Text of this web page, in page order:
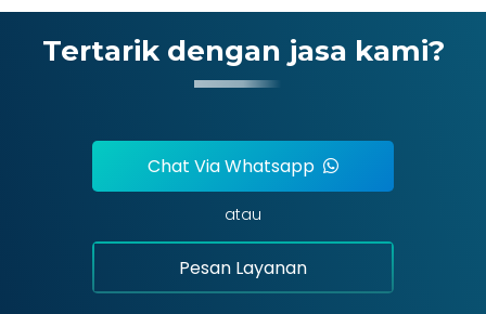
Tertarik dengan jasa kami?
Chat Via Whatsapp
atau
Pesan Layanan